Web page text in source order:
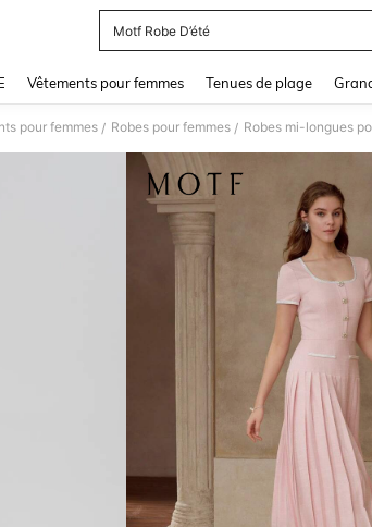
Motf Robe D’été
Vêtements pour femmes Tenues de plage
pour femmes / Robes pour femmes / Robes mi-longues